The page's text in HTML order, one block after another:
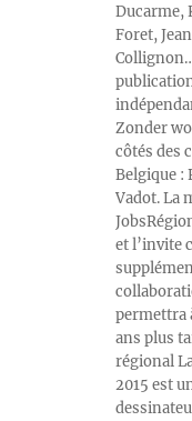
Ducarme,
Foret,
Zonder
côtés des
Belgique :
Vadot. La
et l’invite
permettra
ans plus
régional
2015 est